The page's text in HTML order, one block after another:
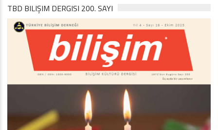
TBD BILIŞIM DERGISI 200. SAYI